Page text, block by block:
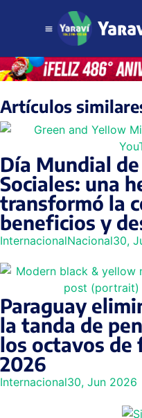
Artículos
Día Mundial de
Sociales: una
transformó la
beneficios y
InternacionalNacional30,
Paraguay
la tanda de
los octavos
2026
Internacional30, Jun 2026